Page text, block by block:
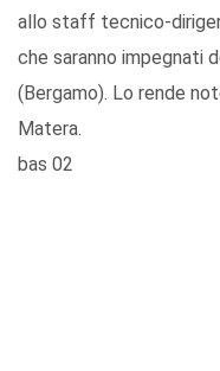
allo staff tecnico-
che saranno impegnati
(Bergamo). Lo rende
Matera.
bas 02